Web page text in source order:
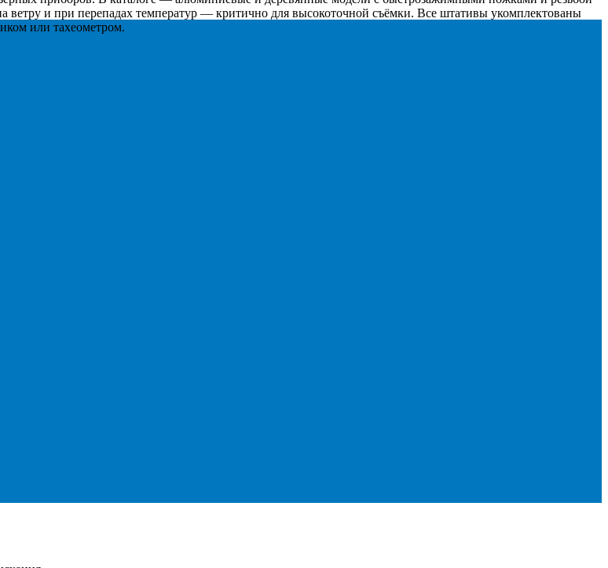
ветру и при перепадах температур — критично для высокоточной съёмки. Все штативы укомплектованы
или тахеометром.